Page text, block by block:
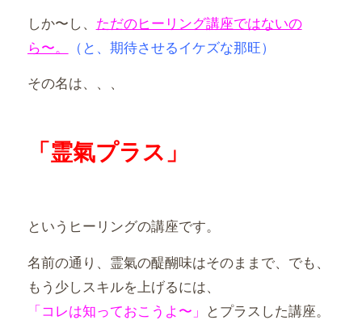
しか〜し、 ただのヒーリング講座ではないの
ら〜。
（と、 期待させるイケズな那旺）
その名は、、、
「霊氣プラス」
というヒーリングの講座です。
名前の通り、霊氣の醍醐味はそのままで、でも、
もう少しスキルを上げるには、
「コレは知っておこうよ〜」
とプラスした講座。